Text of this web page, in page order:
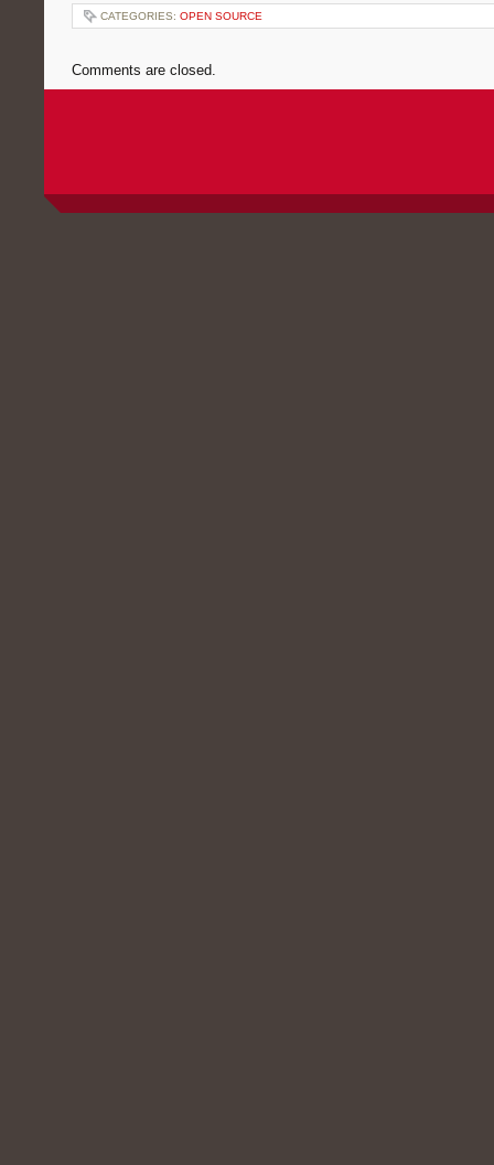
CATEGORIES: OPEN SOURCE
Comments are closed.